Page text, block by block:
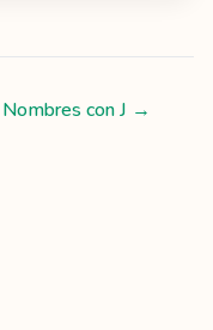
Nombres conJ →